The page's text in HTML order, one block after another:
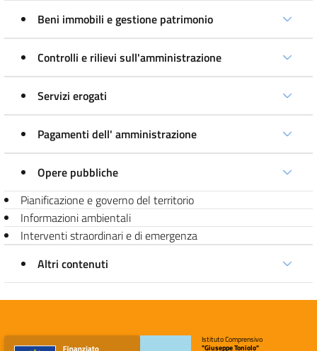
Beni immobili e gestione patrimonio
Controlli e rilievi sull'amministrazione
Servizi erogati
Pagamenti dell' amministrazione
Opere pubbliche
Pianificazione e governo del territorio
Informazioni ambientali
Interventi straordinari e di emergenza
Altri contenuti
Istituto Comprensivo
"Giuseppe Toniolo"